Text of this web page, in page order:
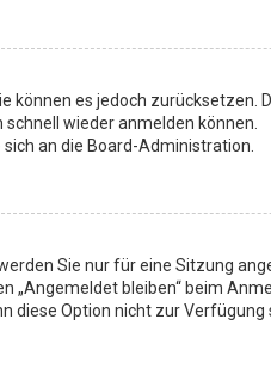
es jedoch zurücksetzen.
wieder anmelden können.
an die Board-Administration.
Sie nur für eine Sitzung
bleiben“ beim
Option nicht zur